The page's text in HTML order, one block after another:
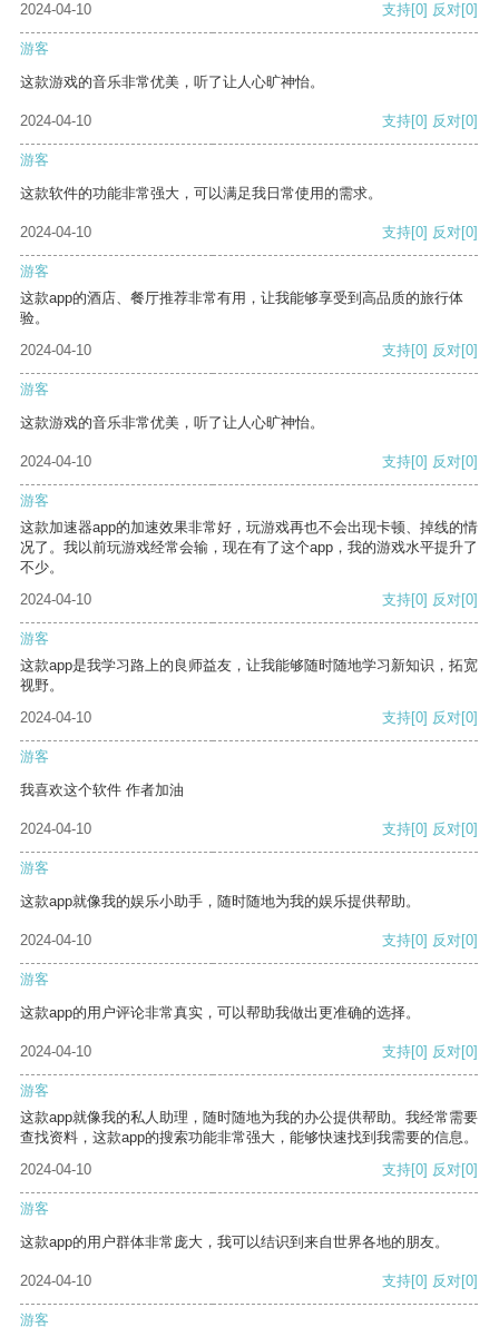
2024-04-10 支持[0] 反对[0]
游客
这款游戏的音乐非常优美，听了让人心旷神怡。
2024-04-10 支持[0] 反对[0]
游客
这款软件的功能非常强大，可以满足我日常使用的需求。
2024-04-10 支持[0] 反对[0]
游客
这款app的酒店、餐厅推荐非常有用，让我能够享受到高品质的旅行体
验。
2024-04-10
支持[0] 反对[0]
游客
这款游戏的音乐非常优美，听了让人心旷神怡。
2024-04-10 支持[0] 反对[0]
游客
这款加速器app的加速效果非常好，玩游戏再也不会出现卡顿、掉线的情
况了。我以前玩游戏经常会输，现在有了这个app，我的游戏水平提升了
不少。
2024-04-10
支持[0] 反对[0]
游客
这款app是我学习路上的良师益友，让我能够随时随地学习新知识，拓宽
视野。
2024-04-10
支持[0] 反对[0]
游客
我喜欢这个软件 作者加油
2024-04-10 支持[0] 反对[0]
游客
这款app就像我的娱乐小助手，随时随地为我的娱乐提供帮助。
2024-04-10 支持[0] 反对[0]
游客
这款app的用户评论非常真实，可以帮助我做出更准确的选择。
2024-04-10 支持[0] 反对[0]
游客
这款app就像我的私人助理，随时随地为我的办公提供帮助。我经常需要
查找资料，这款app的搜索功能非常强大，能够快速找到我需要的信息。
2024-04-10
支持[0] 反对[0]
游客
这款app的用户群体非常庞大，我可以结识到来自世界各地的朋友。
2024-04-10 支持[0] 反对[0]
游客